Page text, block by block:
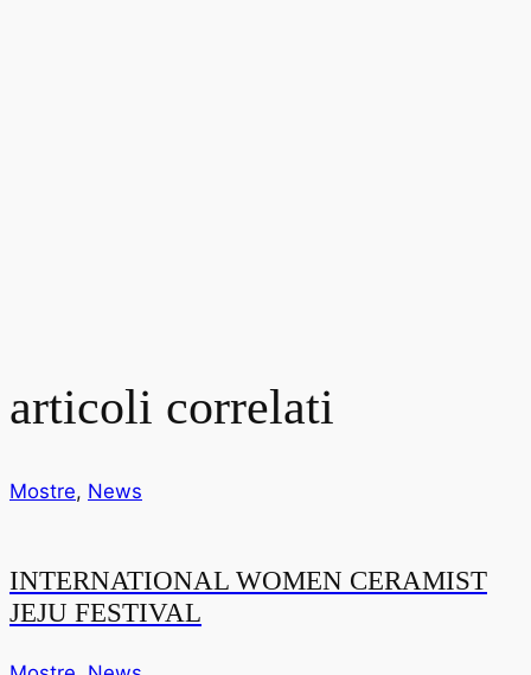
articoli correlati
Mostre, News
INTERNATIONAL WOMEN CERAMIST
JEJU FESTIVAL